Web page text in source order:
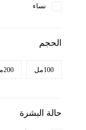
Cerruti 1881
Clinique
Cover FX
نساء
الحجم
100مل 200مل
حالة البشرة